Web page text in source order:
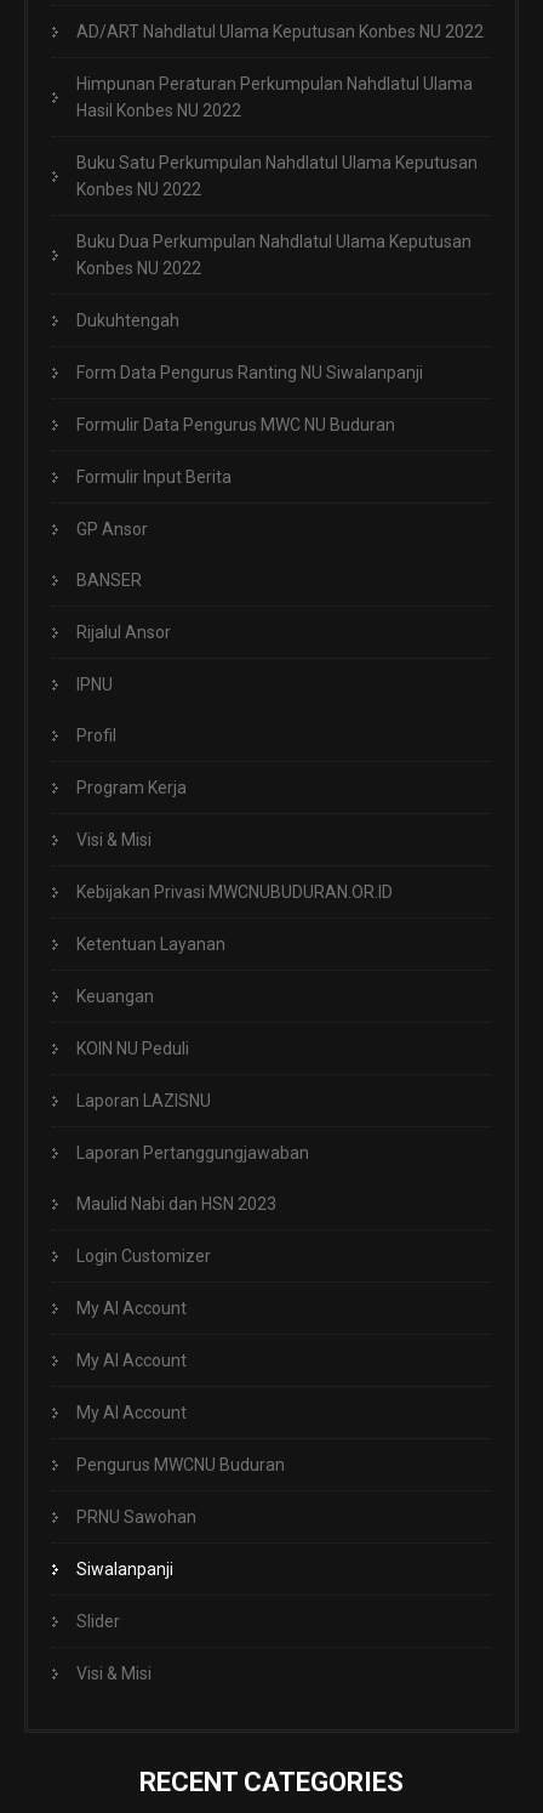
AD/ART Nahdlatul Ulama Keputusan Konbes NU 2022
Himpunan Peraturan Perkumpulan Nahdlatul Ulama
Hasil Konbes NU 2022
Buku Satu Perkumpulan Nahdlatul Ulama Keputusan
Konbes NU 2022
Buku Dua Perkumpulan Nahdlatul Ulama Keputusan
Konbes NU 2022
Dukuhtengah
Form Data Pengurus Ranting NU Siwalanpanji
Formulir Data Pengurus MWC NU Buduran
Formulir Input Berita
GP Ansor
BANSER
Rijalul Ansor
IPNU
Profil
Program Kerja
Visi & Misi
Kebijakan Privasi MWCNUBUDURAN.OR.ID
Ketentuan Layanan
Keuangan
KOIN NU Peduli
Laporan LAZISNU
Laporan Pertanggungjawaban
Maulid Nabi dan HSN 2023
Login Customizer
My AI Account
My AI Account
My AI Account
Pengurus MWCNU Buduran
PRNU Sawohan
Siwalanpanji
Slider
Visi & Misi
RECENT CATEGORIES